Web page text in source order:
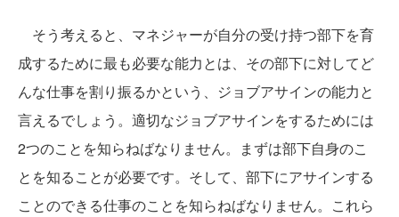
そう考えると、マネジャーが自分の受け持つ部下を育
成するために最も必要な能力とは、その部下に対してど
んな仕事を割り振るかという、ジョブアサインの能力と
言えるでしょう。適切なジョブアサインをするためには
2つのことを知らねばなりません。まずは部下自身のこ
とを知ることが必要です。そして、部下にアサインする
ことのできる仕事のことを知らねばなりません。これら